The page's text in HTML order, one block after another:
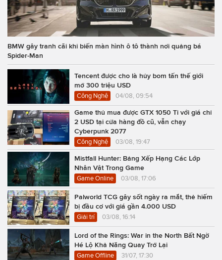
BMW gây tranh cãi khi biến màn hình ô tô thành nơi quảng bá
Spider-Man
Tencent được cho là hủy bom tấn thế giới
mở 300 triệu USD
Công Nghệ 04/08, 09:54
Game thủ mua được GTX 1050 Ti với giá chỉ
2 USD tại cửa hàng đồ cũ, vẫn chạy
Cyberpunk 2077
Công Nghệ 03/08, 19:47
Mistfall Hunter: Bảng Xếp Hạng Các Lớp
Nhân Vật Trong Game
Game Online 03/08, 17:06
Palworld TCG gây sốt ngày ra mắt, thẻ hiếm
bị đầu cơ với giá gần 4.000 USD
Giải trí 03/08, 16:14
Lord of the Rings: War in the North Bất Ngờ
Hé Lộ Khả Năng Quay Trở Lại
Game Offline 31/07, 17:30